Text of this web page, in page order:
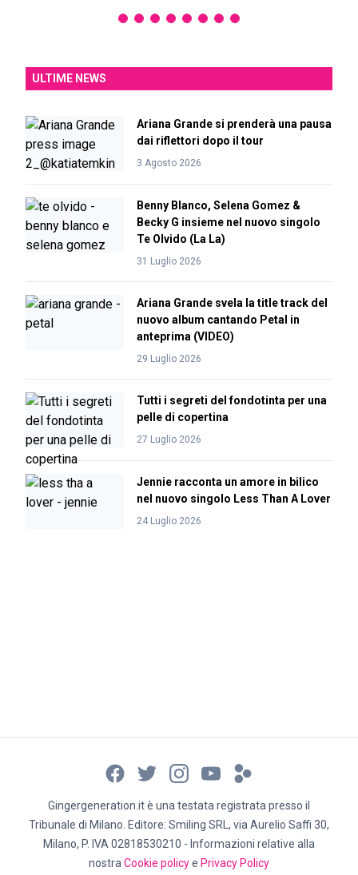
ULTIME NEWS
Ariana Grande si prenderà una pausa
dai riflettori dopo il tour
3 Agosto 2026
Benny Blanco, Selena Gomez &
Becky G insieme nel nuovo singolo
Te Olvido (La La)
31 Luglio 2026
Ariana Grande svela la title track del
nuovo album cantando Petal in
anteprima (VIDEO)
29 Luglio 2026
Tutti i segreti del fondotinta per una
pelle di copertina
27 Luglio 2026
Jennie racconta un amore in bilico
nel nuovo singolo Less Than A Lover
24 Luglio 2026
Gingergeneration.it è una testata registrata presso il
Tribunale di Milano. Editore: Smiling SRL, via Aurelio Saffi 30,
Milano, P. IVA 02818530210 - Informazioni relative alla
nostra Cookie policye Privacy Policy